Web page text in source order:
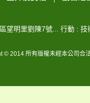
望明里劉陳7號... 行動 :
© 2014 所有版權未經本公司合